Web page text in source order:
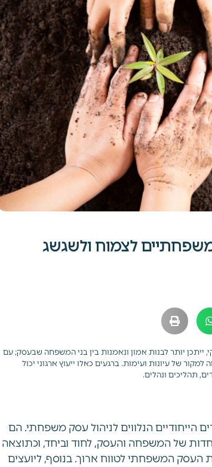
משפחתיים לצמוח ולשגשג
יותר לבנות אמון ונאמנות בין בני המשפחה שבעסק; עם
של עיונות ועימות. ברגעים כאלו ייעוץ ארגוני יכול
תהליכים ונהלים.
הייחודיים הנלווים לניהול עסק משפחתי. הם
של המשפחה והעסק, לחוד וביחד, וכתוצאה
המשפחתי לטווח ארוך. בנוסף, ליועצים